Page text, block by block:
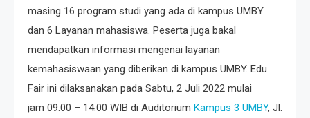
masing 16 program studi yang ada di kampus UMBY
dan 6 Layanan mahasiswa. Peserta juga bakal
mendapatkan informasi mengenai layanan
kemahasiswaan yang diberikan di kampus UMBY. Edu
Fair ini dilaksanakan pada Sabtu, 2 Juli 2022 mulai
jam 09.00 – 14.00 WIB di Auditorium Kampus 3 UMBY, Jl.